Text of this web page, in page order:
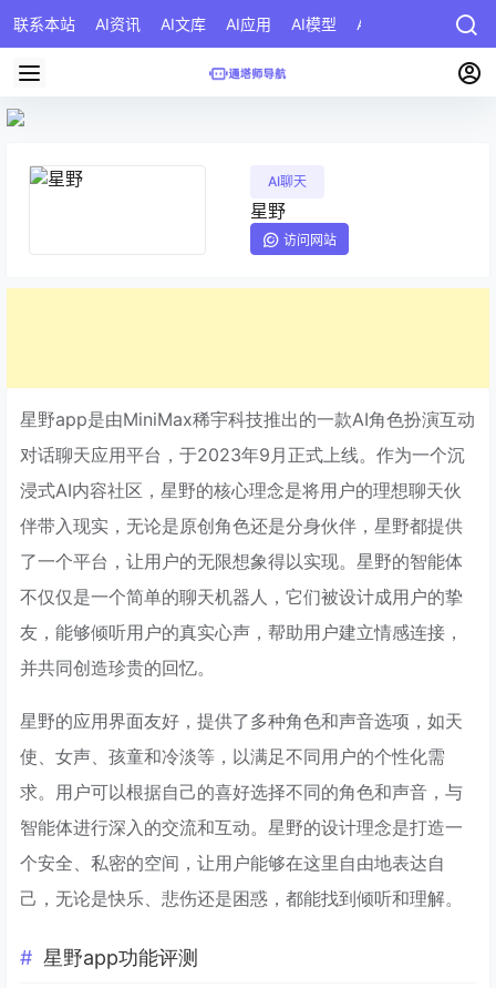
联系本站 AI资讯 AI文库 AI应用 AI模型 AI公司 AI提示词
AI聊天
星野
访问网站
星野app是由MiniMax稀宇科技推出的一款AI角色扮演互动
对话聊天应用平台，于2023年9月正式上线。作为一个沉
浸式AI内容社区，星野的核心理念是将用户的理想聊天伙
伴带入现实，无论是原创角色还是分身伙伴，星野都提供
了一个平台，让用户的无限想象得以实现。星野的智能体
不仅仅是一个简单的聊天机器人，它们被设计成用户的挚
友，能够倾听用户的真实心声，帮助用户建立情感连接，
并共同创造珍贵的回忆。
星野的应用界面友好，提供了多种角色和声音选项，如天
使、女声、孩童和冷淡等，以满足不同用户的个性化需
求。用户可以根据自己的喜好选择不同的角色和声音，与
智能体进行深入的交流和互动。星野的设计理念是打造一
个安全、私密的空间，让用户能够在这里自由地表达自
己，无论是快乐、悲伤还是困惑，都能找到倾听和理解。
星野app功能评测